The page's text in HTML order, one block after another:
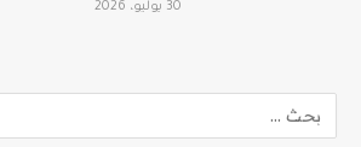
30 يوليو، 2026